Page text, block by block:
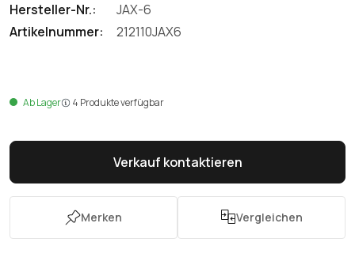
Hersteller-Nr.:
JAX-6
Artikelnummer:
212110JAX6
Ab Lager 4 Produkte verfügbar
Verkauf kontaktieren
Merken Vergleichen